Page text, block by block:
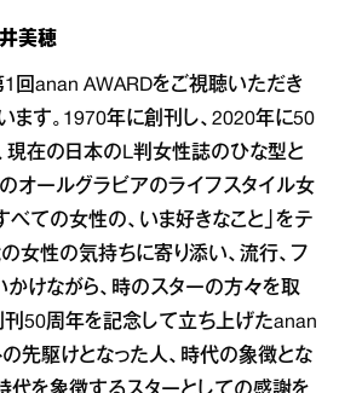
井美穂
1回anan AWARDをご視聴いただき
ます。1970年に創刊し、2020年に50
現在の日本のL判女性誌のひな型と
オールグラビアのライフスタイル女
べての女性の、いま好きなこと」をテ
女性の気持ちに寄り添い、流行、フ
かけながら、時のスターの方々を取
刊50周年を記念して立ち上げたanan
の先駆けとなった人、時代の象徴とな